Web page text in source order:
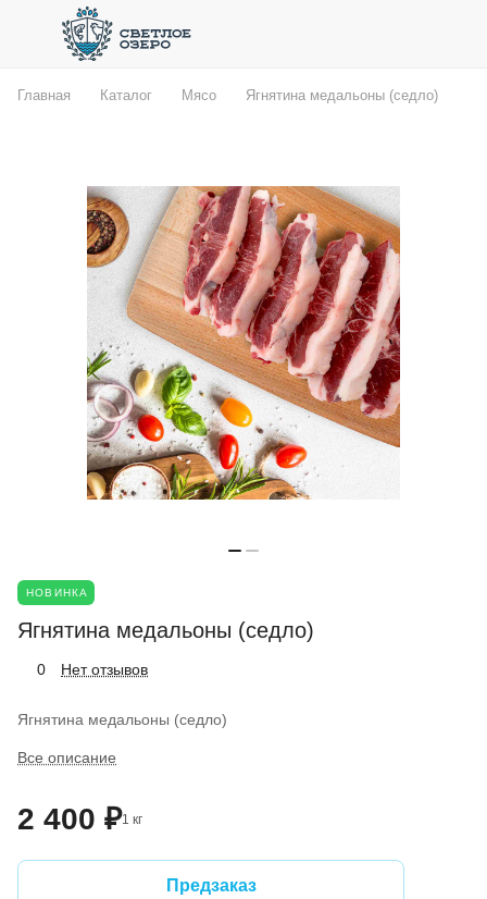
Главная Каталог Мясо Ягнятина медальоны (седло)
НОВИНКА
Ягнятина медальоны (седло)
0 Нет отзывов
Ягнятина медальоны (седло)
Все описание
2 400 ₽1 кг
Предзаказ